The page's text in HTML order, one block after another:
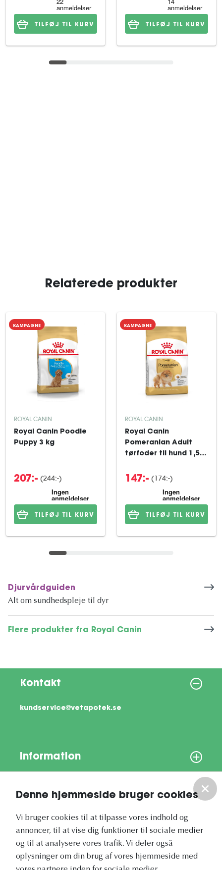
Denne hjemmeside bruger cookies
Vi bruger cookies til at tilpasse vores indhold og
annoncer, til at vise dig funktioner til sociale medier
og til at analysere vores trafik. Vi deler også
oplysninger om din brug af vores hjemmeside med
TILFØJ TIL KURV TILFØJ TIL KURV
Relaterede produkter
KAMPAGNE
ROYAL CANIN
Royal Canin Poodle
Puppy 3 kg
207:- (244:-)
TILFØJ TIL KURV
KAMPAGNE
ROYAL CANIN
Royal Canin
Pomeranian Adult
tørfoder til hund 1,5
147:- (174:-)
TILFØJ TIL KURV
Djurvårdguiden
Alt om sundhedspleje til dyr
Flere produkter fra Royal Canin
Kontakt
kundservice@vetapotek.se
Information
Vores nyhedsbrev